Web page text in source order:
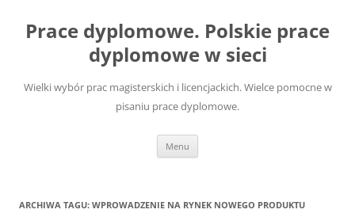
treści
Prace dyplomowe. Polskie prace
dyplomowe w sieci
Wielki wybór prac magisterskich i licencjackich. Wielce pomocne w
pisaniu prace dyplomowe.
Menu
ARCHIWA TAGU: WPROWADZENIE NA RYNEK NOWEGO PRODUKTU